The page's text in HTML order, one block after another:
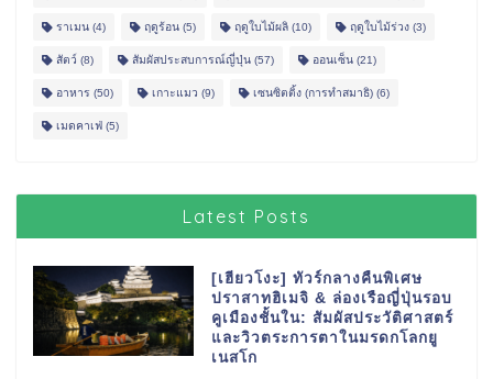
ราเมน (4) ฤดูร้อน (5) ฤดูใบไม้ผลิ (10) ฤดูใบไม้ร่วง (3)
สัตว์ (8) สัมผัสประสบการณ์ญี่ปุ่น (57) ออนเซ็น (21)
อาหาร (50) เกาะแมว (9) เซนซิตติ้ง (การทำสมาธิ) (6)
เมดคาเฟ่ (5)
Latest Posts
[เฮียวโงะ] ทัวร์กลางคืนพิเศษ
ปราสาทฮิเมจิ & ล่องเรือญี่ปุ่นรอบ
คูเมืองชั้นใน: สัมผัสประวัติศาสตร์
และวิวตระการตาในมรดกโลกยู
เนสโก